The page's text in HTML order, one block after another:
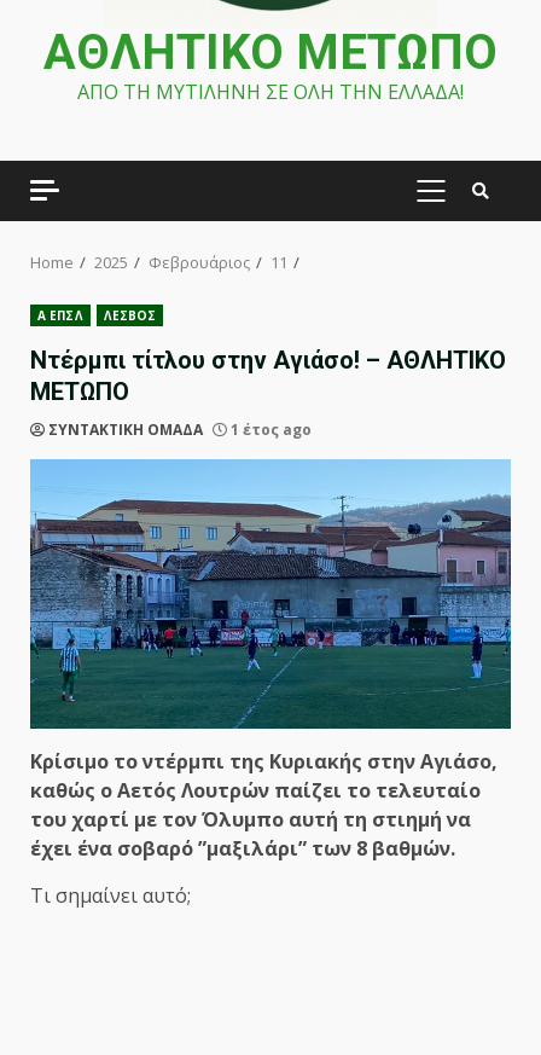
ΑΘΛΗΤΙΚΟ ΜΕΤΩΠΟ
ΑΠΟ ΤΗ ΜΥΤΙΛΗΝΗ ΣΕ ΟΛΗ ΤΗΝ ΕΛΛΑΔΑ!
PRIMARY
Home 2025 Φεβρουάριος 11
Α ΕΠΣΛ ΛΕΣΒΟΣ
Ντέρμπι τίτλου στην Αγιάσο! – ΑΘΛΗΤΙΚΟ
ΜΕΤΩΠΟ
ΣΥΝΤΑΚΤΙΚΗ ΟΜΑΔΑ 1 έτος ago
Κρίσιμο το ντέρμπι της Κυριακής στην Αγιάσο,
καθώς ο Αετός Λουτρών παίζει το τελευταίο
του χαρτί με τον Όλυμπο αυτή τη στιημή να
έχει ένα σοβαρό ”μαξιλάρι” των 8 βαθμών.
Τι σημαίνει αυτό;